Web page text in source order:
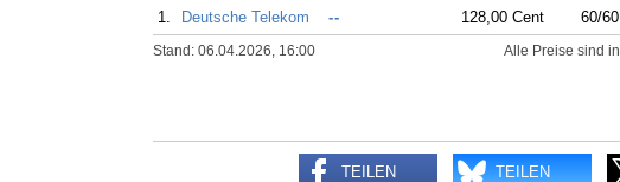
1.
Deutsche Telekom -- 128,00 Cent 60/60
Stand: 06.04.2026, 16:00 Alle Preise sind
TEILEN TEILEN